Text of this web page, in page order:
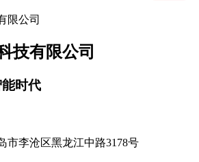
技有限公司
时代
市李沧区黑龙江中路3178号